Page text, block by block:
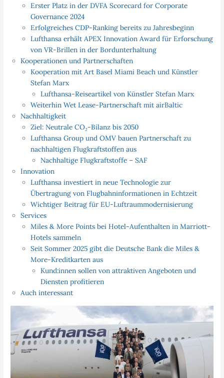
Erster Platz in der DVFA Scorecard for Corporate
Governance 2024
Erfolgreiches CDP-Ranking bereits zu Jahresbeginn
Lufthansa erhält APEX Innovation Award für Erforschung
von VR-Brillen in der Bordunterhaltung
Kooperationen und Partnerschaften
Kooperation mit Art Basel Miami Beach und Künstler
Stefan Marx
Lufthansa-Reiseartikel von Künstler Stefan Marx
Weiterhin Wet Lease-Partnerschaft mit airBaltic
Nachhaltigkeit
Ziel: Neutrale CO₂-Bilanz bis 2050
Lufthansa Group und OMV bauen Partnerschaft zu
nachhaltigen Flugkraftstoffen aus
Nachhaltige Flugkraftstoffe – SAF
Innovation
Lufthansa investiert in neue Technologie zur
Übertragung von Flugbahninformationen in Echtzeit
Wichtiger Beitrag für EU-Luftraummodernisierung
Services
Miles & More Points bei Hotel-Aufenthalten in Marriott-
Hotels sammeln
Seit Sommer 2025 gibt die Deutsche Bank die Miles &
More-Kreditkarten aus
Kund:innen sollen von attraktiven Angeboten und
Diensten profitieren
Auch interessant